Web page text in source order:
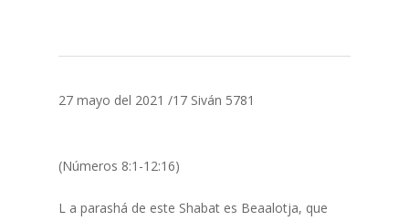
27 mayo del 2021 /17 Siván 5781
(Números 8:1-12:16)
L a parashá de este Shabat es Beaalotja, que